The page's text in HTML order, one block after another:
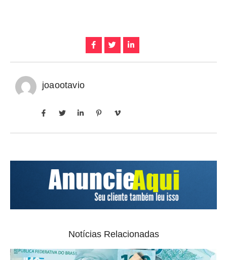
joaootavio
Notícias Relacionadas